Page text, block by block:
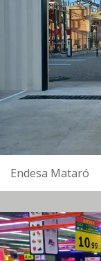
Endesa Mataró